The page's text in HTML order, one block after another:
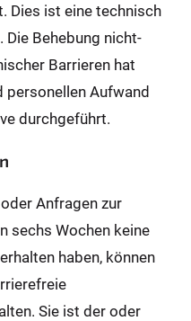
Dies ist eine technisch
Die Behebung nicht-
Barrieren hat
personellen Aufwand
durchgeführt.
Anfragen zur
sechs Wochen keine
haben, können
Sie ist der oder